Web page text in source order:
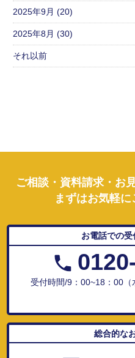
2025年9月 (20)
2025年8月 (30)
それ以前
ご相談・資料請求・お
まずはお気軽に
お電話での受
受付時間/9：00~18：00（
総合的な